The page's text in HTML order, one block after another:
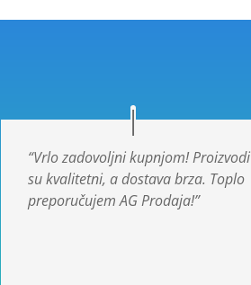
“Vrlo zadovoljni kupnjom! Proizvodi
su kvalitetni, a dostava brza. Toplo
preporučujem AG Prodaja!”